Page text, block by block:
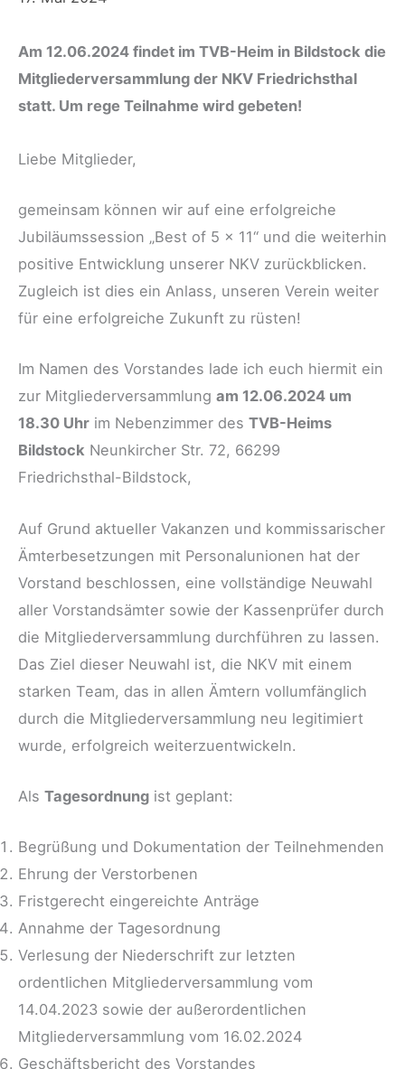
Am 12.06.2024 findet im TVB-Heim in Bildstock die
Mitgliederversammlung der NKV Friedrichsthal
statt. Um rege Teilnahme wird gebeten!
Liebe Mitglieder,
gemeinsam können wir auf eine erfolgreiche
Jubiläumssession „Best of 5 x 11“ und die weiterhin
positive Entwicklung unserer NKV zurückblicken.
Zugleich ist dies ein Anlass, unseren Verein weiter
für eine erfolgreiche Zukunft zu rüsten!
Im Namen des Vorstandes lade ich euch hiermit ein
zur Mitgliederversammlung am 12.06.2024 um
18.30 Uhr im Nebenzimmer des TVB-Heims
Bildstock Neunkircher Str. 72, 66299
Friedrichsthal-Bildstock,
Auf Grund aktueller Vakanzen und kommissarischer
Ämterbesetzungen mit Personalunionen hat der
Vorstand beschlossen, eine vollständige Neuwahl
aller Vorstandsämter sowie der Kassenprüfer durch
die Mitgliederversammlung durchführen zu lassen.
Das Ziel dieser Neuwahl ist, die NKV mit einem
starken Team, das in allen Ämtern vollumfänglich
durch die Mitgliederversammlung neu legitimiert
wurde, erfolgreich weiterzuentwickeln.
Als Tagesordnung ist geplant:
Begrüßung und Dokumentation der Teilnehmenden
Ehrung der Verstorbenen
Fristgerecht eingereichte Anträge
Annahme der Tagesordnung
Verlesung der Niederschrift zur letzten
ordentlichen Mitgliederversammlung vom
14.04.2023 sowie der außerordentlichen
Mitgliederversammlung vom 16.02.2024
Geschäftsbericht des Vorstandes